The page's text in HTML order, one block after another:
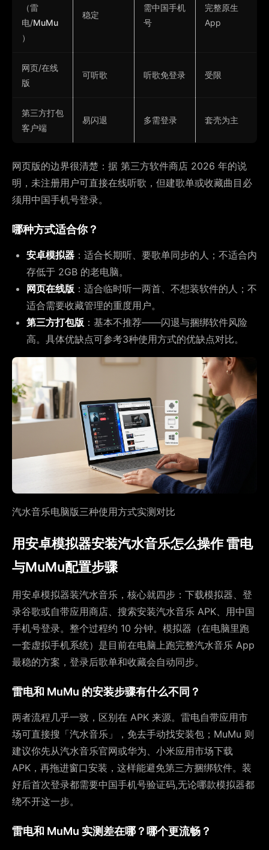
（雷
电/MuMu
）
稳定
需中国手机
号
完整原生
App
网页/在线
版
可听歌 听歌免登录 受限
第三方打包
客户端
易闪退 多需登录 套壳为主
网页版的边界很清楚：据 第三方软件商店 2026 年的说
明，未注册用户可直接在线听歌，但建歌单或收藏曲目必
须用中国手机号登录。
哪种方式适合你？
安卓模拟器 ：适合长期听、要歌单同步的人；不适合内
存低于 2GB 的老电脑。
网页在线版 ：适合临时听一两首、不想装软件的人；不
适合需要收藏管理的重度用户。
第三方打包版 ：基本不推荐——闪退与捆绑软件风险
高。具体优缺点可参考3种使用方式的优缺点对比。
汽水音乐电脑版三种使用方式实测对比
用安卓模拟器安装汽水音乐怎么操作 雷电
与MuMu配置步骤
用安卓模拟器装汽水音乐，核心就四步：下载模拟器、登
录谷歌或自带应用商店、搜索安装汽水音乐 APK、用中国
手机号登录。整个过程约 10 分钟。模拟器（在电脑里跑
一套虚拟手机系统）是目前在电脑上跑完整汽水音乐 App
最稳的方案，登录后歌单和收藏会自动同步。
雷电和 MuMu 的安装步骤有什么不同？
两者流程几乎一致，区别在 APK 来源。雷电自带应用市
场可直接搜「汽水音乐」，免去手动找安装包；MuMu 则
建议你先从汽水音乐官网或华为、小米应用市场下载
APK，再拖进窗口安装，这样能避免第三方捆绑软件。装
好后首次登录都需要中国手机号验证码,无论哪款模拟器都
绕不开这一步。
雷电和 MuMu 实测差在哪？哪个更流畅？